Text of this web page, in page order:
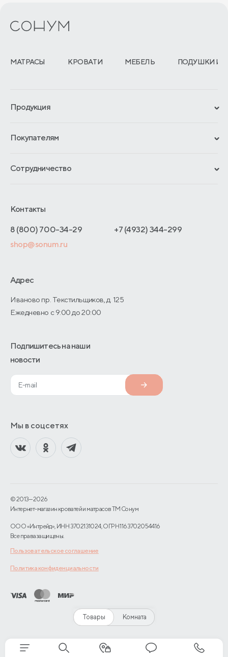
Товары Комната
МАТРАСЫ КРОВАТИ МЕБЕЛЬ ПОДУШКИ И
Продукция
Гарантии
Отзывы покупателей
Покупателям
Обмен и возврат
Как оформить заказ
Адреса магазинов
Договор-оферты
Сотрудничество
Отельерам
Оптовые продажи
О производстве
Контакты
8 (800) 700-34-29
+7 (4932) 344-299
shop@sonum.ru
Адрес
Иваново пр. Текстильщиков, д. 125
Ежедневно с 9:00 до 20:00
Подпишитесь на наши
новости
Мы в соцсетях
© 2013—2026
Интернет-магазин кроватей и матрасов TM Сонум
ООО «Интрейд», ИНН 3702131024, ОГРН 1163702054416
Все права защищены.
Пользовательское соглашение
Политика конфиденциальности